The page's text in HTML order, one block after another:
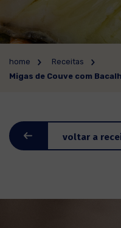
home
Receitas
Migas de Couve com
voltar a